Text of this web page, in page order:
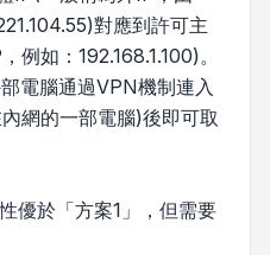
對應到許可主
例如：192.168.1.100)。
電腦通過VPN機制連入
網的一部電腦)後即可取
優於「方案1」，但需要